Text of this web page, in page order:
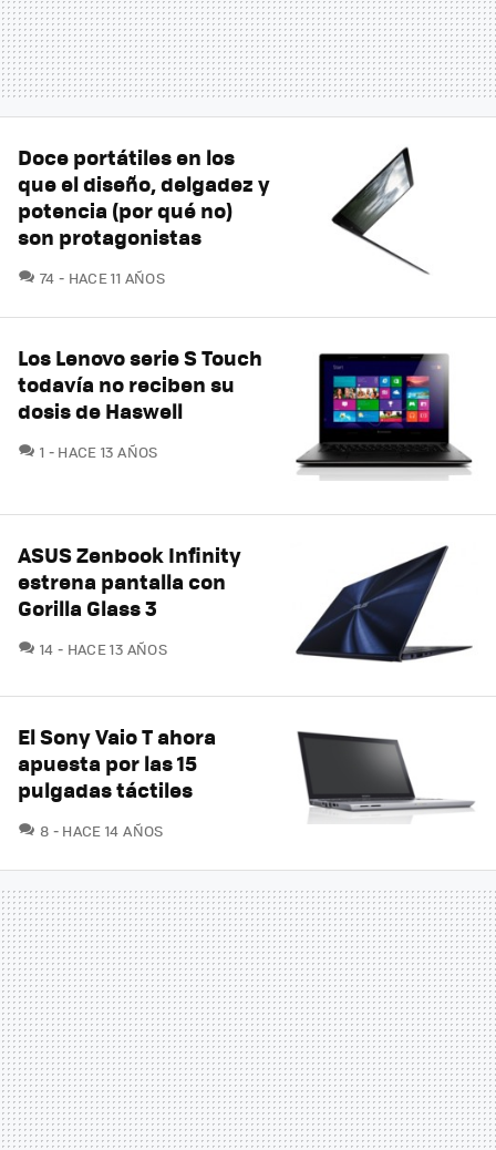
Doce portátiles en los
que el diseño, delgadez y
potencia (por qué no)
son protagonistas
74 COMENTARIOS
HACE 11 AÑOS
Los Lenovo serie S Touch
todavía no reciben su
dosis de Haswell
1 COMENTARIOS
HACE 13 AÑOS
ASUS Zenbook Infinity
estrena pantalla con
Gorilla Glass 3
14 COMENTARIOS
HACE 13 AÑOS
El Sony Vaio T ahora
apuesta por las 15
pulgadas táctiles
8 COMENTARIOS
HACE 14 AÑOS